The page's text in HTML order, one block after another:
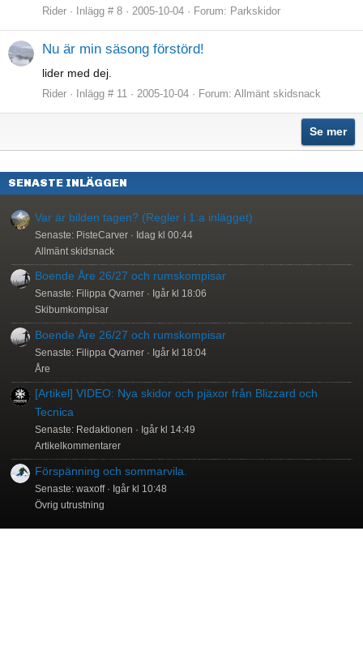
Rider Inlägg # 8 2005-10-04 Forum: Parkskidor
Nu är min säsong förstörd!
lider med dej.
Rider Inlägg # 11 2005-10-04 Forum: Allmänt skidsnack
Se mer
SENASTE INLÄGGEN
Var är bilden tagen? (Regler i 1:a inlägget)
Senaste: PisteCarver
Idag kl 00:44
Allmänt skidsnack
Boende Åre 26/27 och rumskompisar
Senaste: Filippa Qvarner
Igår kl 18:06
Skibumkompisar
Boende Åre 26/27 och rumskompisar
Senaste: Filippa Qvarner
Igår kl 18:04
Åre
[Artikel] VIDEO: Nya skidor och pjäxor från Blizzard och
Tecnica
Senaste: Redaktionen
Igår kl 14:49
Artikelkommentarer
Förspänning och sommarvila.
Senaste: waxoff
Igår kl 10:48
Övrig utrustning